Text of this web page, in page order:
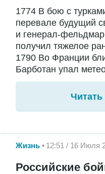
1774 В бою с
перевале будущий
и генерал-
получил тяжелое
1790 Во Франции
Барботан упал
Жизнь 12:51 / 16 Июля
Российские